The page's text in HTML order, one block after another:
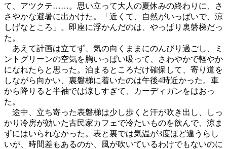
て、アツクテ……。思い立って大人の夏休みの終わりに、さ
さやかな避暑に出かけた。「近くて、自然がいっぱいで、涼
しげなところ」。即座に浮かんだのは、やっぱり裏磐梯だっ
た。
あえて計画は立てず、気の向くままにのんびり過ごし、ミ
ントグリーンの空気を胸いっぱい吸って、さわやかで軽やか
になれたらと思った。泊まるところだけ確保して、寄り道を
しながら向かい、裏磐梯に着いたのは午後4時近かった。車
から降りると半袖では涼しすぎて、カーディガンをはおっ
た。
途中、立ち寄った表磐梯は少し歩くと汗が吹き出し、しっ
かり冷房が効いた古民家カフェで冷たいものを飲んで、涼ま
ずにはいられなかった。表と裏では気温が3度ほど違うらし
いが、時間差もあるのか、風が吹いているわけでもないのに